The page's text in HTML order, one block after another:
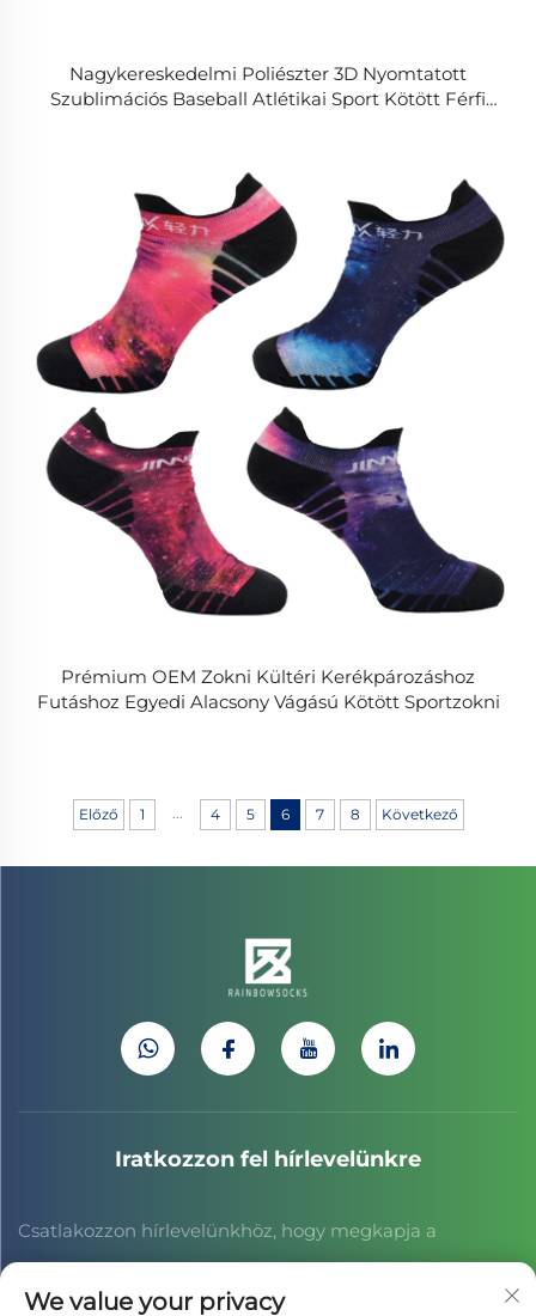
Nagykereskedelmi Poliészter 3D Nyomtatott
Szublimációs Baseball Atlétikai Sport Kötött Férfi
Prémium OEM Zokni Kültéri Kerékpározáshoz
Futáshoz Egyedi Alacsony Vágású Kötött Sportzokni
Előző 1 ... 4 5 6 7 8 Következő
Iratkozzon fel hírlevelünkre
Csatlakozzon hírlevelünkhöz, hogy megkapja a
legfrissebb ipari híreket, frissítéseket és betekintéseket
csapatunktól.
We value your privacy